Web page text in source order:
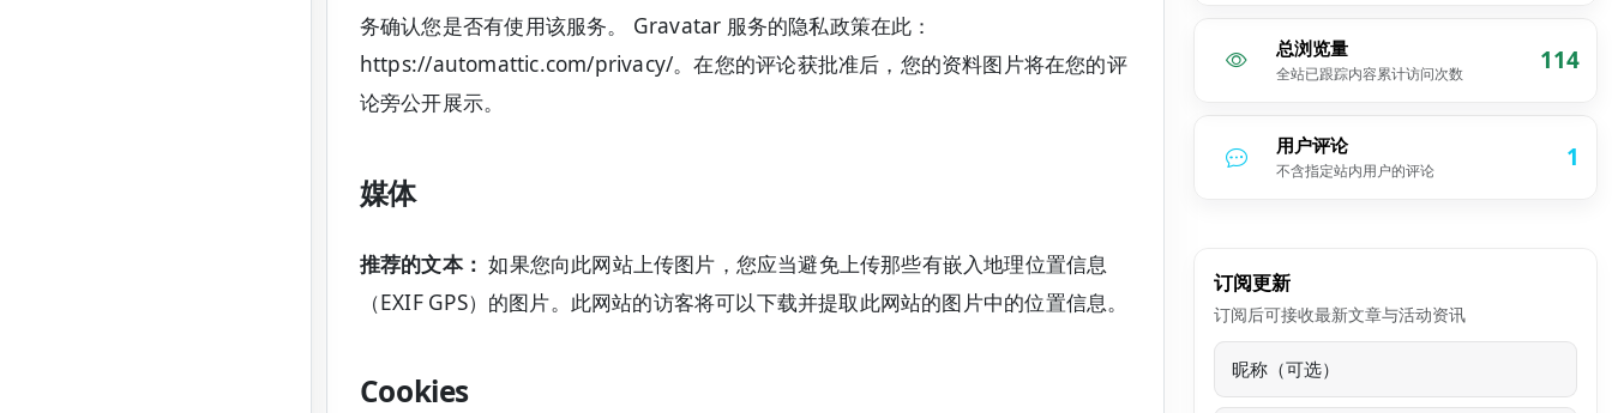
务确认您是否有使用该服务。 Gravatar 服务的隐私政策在此：
https://automattic.com/privacy/。在您的评论获批准后，您的资料图片将在您的评
论旁公开展示。
媒体
推荐的文本：如果您向此网站上传图片，您应当避免上传那些有嵌入地理位置信息
（EXIF GPS）的图片。此网站的访客将可以下载并提取此网站的图片中的位置信息。
Cookies
总浏览量
全站已跟踪内容累计访问次数 114
用户评论
不含指定站内用户的评论 1
订阅更新
订阅后可接收最新文章与活动资讯